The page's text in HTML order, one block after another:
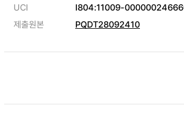
UCI
I804:11009-
제출원본
PQDT28092410